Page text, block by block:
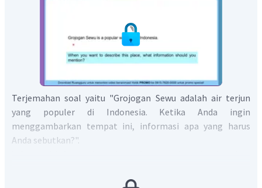
Terjemahan soal yaitu "Grojogan Sewu adalah air terjun
yang populer di Indonesia. Ketika Anda ingin
menggambarkan tempat ini, informasi apa yang harus
Anda sebutkan?".